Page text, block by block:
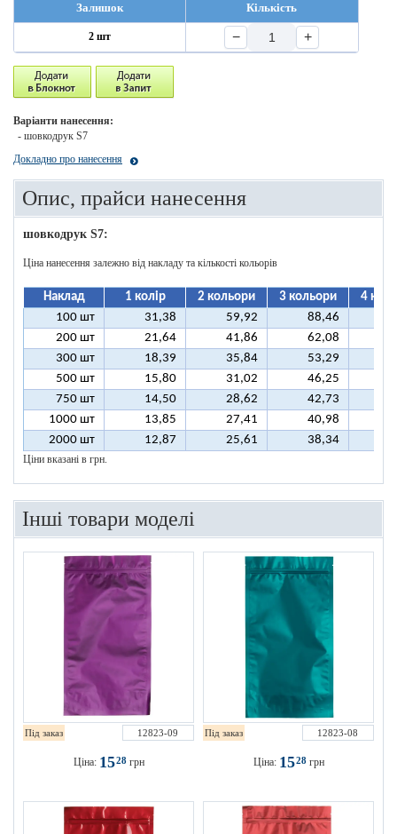
Залишок
Кількість
2 шт − +
Варіанти нанесення:
- шовкодрук S7
Докладно про нанесення
Опис, прайси нанесення
шовкодрук S7:
Ціна нанесення залежно від накладу та кількості кольорів
Наклад 1 колір 2 кольори 3 кольори
4
100 шт
31,38 59,92 88,46
200 шт
21,64 41,86 62,08
300 шт
18,39 35,84 53,29
500 шт
15,80 31,02 46,25
750 шт
14,50 28,62 42,73
1000 шт
13,85 27,41 40,98
2000 шт
12,87 25,61 38,34
Ціни вказані в грн.
Інші товари моделі
Під заказ 12823-09
Ціна: 1528грн
Під заказ 12823-08
Ціна: 1528грн